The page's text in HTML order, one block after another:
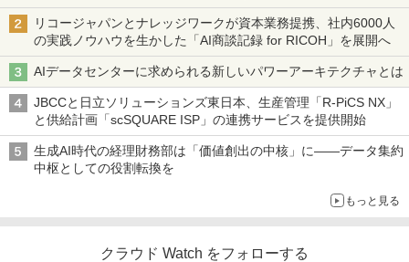
リコージャパンとナレッジワークが資本業務提携、社内6000人
の実践ノウハウを生かした「AI商談記録 for RICOH」を展開へ
AIデータセンターに求められる新しいパワーアーキテクチャとは
JBCCと日立ソリューションズ東日本、生産管理「R-PiCS NX」
と供給計画「scSQUARE ISP」の連携サービスを提供開始
生成AI時代の経理財務部は「価値創出の中核」に――データ集約
中枢としての役割転換を
もっと見る
クラウド Watch をフォローする